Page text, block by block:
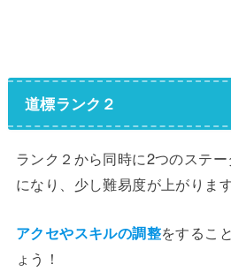
道標ランク２
ランク２から同時に2つのステ
になり、少し難易度が上がります
アクセやスキルの調整をするこ
ょう！